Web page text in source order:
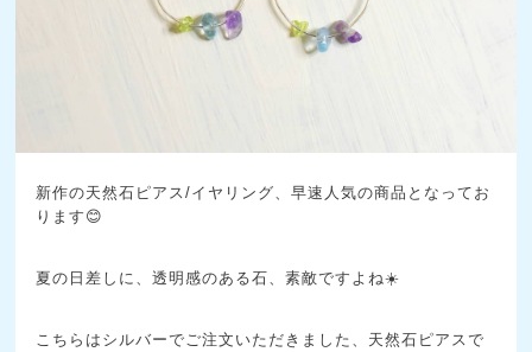
新作の天然石ピアス/イヤリング、早速人気の商品となってお
ります😊
夏の日差しに、透明感のある石、素敵ですよね☀️
こちらはシルバーでご注文いただきました、天然石ピアスで